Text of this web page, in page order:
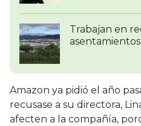
Trabajan en
Amazon ya pidió el año
recusase a su directora,
afecten a la compañía,